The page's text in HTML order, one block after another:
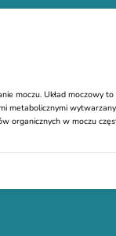
moczu. Układ
metabolicznymi
organicznych w moczu